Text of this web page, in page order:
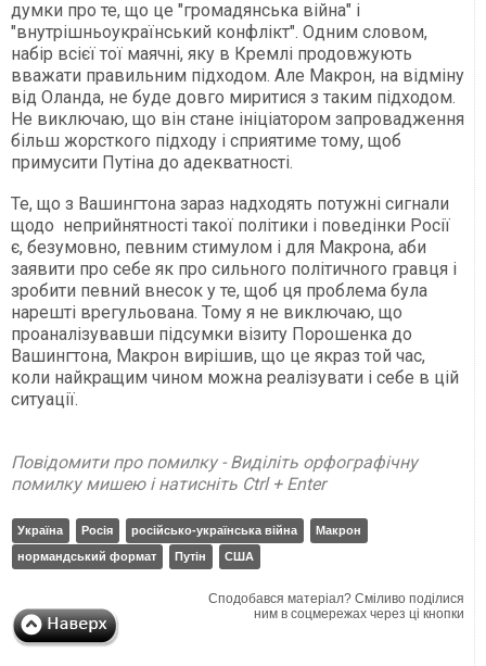
думки про те, що це "громадянська війна" і
"внутрішньоукраїнський конфлікт". Одним словом,
набір всієї тої маячні, яку в Кремлі продовжують
вважати правильним підходом. Але Макрон, на відміну
від Оланда, не буде довго миритися з таким підходом.
Не виключаю, що він стане ініціатором запровадження
більш жорсткого підходу і сприятиме тому, щоб
примусити Путіна до адекватності.
Те, що з Вашингтона зараз надходять потужні сигнали
щодо неприйнятності такої політики і поведінки Росії
є, безумовно, певним стимулом і для Макрона, аби
заявити про себе як про сильного політичного гравця і
зробити певний внесок у те, щоб ця проблема була
нарешті врегульована. Тому я не виключаю, що
проаналізувавши підсумки візиту Порошенка до
Вашингтона, Макрон вирішив, що це якраз той час,
коли найкращим чином можна реалізувати і себе в цій
ситуації.
Повідомити про помилку - Виділіть орфографічну
помилку мишею і натисніть Ctrl + Enter
Україна Росія російсько-українська війна
Макрон
нормандський формат
Путін США
Сподобався матеріал? Сміливо поділися
ним в соцмережах через ці кнопки